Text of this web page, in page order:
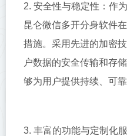
2. 安全性与稳定性：作
昆仑微信多开分身软件
措施。采用先进的加密
户数据的安全传输和存
够为用户提供持续、可靠
3. 丰富的功能与定制化